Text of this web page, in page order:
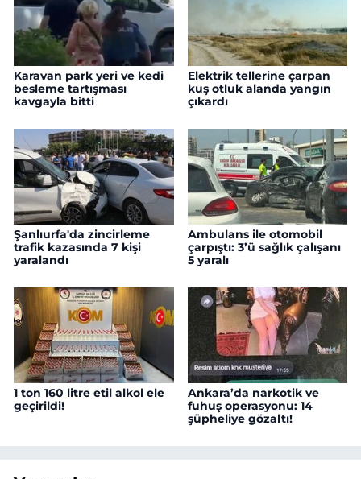
Karavan park yeri ve kedi
besleme tartışması
kavgayla bitti
Elektrik tellerine çarpan
kuş otluk alanda yangın
çıkardı
Şanlıurfa'da zincirleme
trafik kazasında 7 kişi
yaralandı
Ambulans ile otomobil
çarpıştı: 3’ü sağlık çalışanı
5 yaralı
1 ton 160 litre etil alkol ele
geçirildi!
Ankara’da narkotik ve
fuhuş operasyonu: 14
şüpheliye gözaltı!